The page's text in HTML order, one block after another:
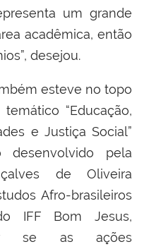
um grande
acadêmica, então
desejou.
esteve no topo
“Educação,
e Justiça Social”
pela
de Oliveira
Afro-brasileiros
IFF Bom Jesus,
se as ações